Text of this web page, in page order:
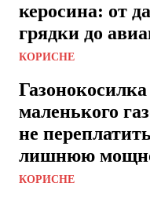
керосина: от
грядки до
КОРИСНЕ
маленького
не
лишнюю
КОРИСНЕ